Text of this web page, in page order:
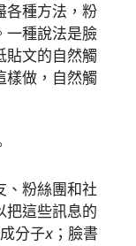
各種方法，粉
一種說法是臉
貼文的自然觸
樣做，自然觸
、粉絲團和社
把這些訊息的
分子x ；臉書